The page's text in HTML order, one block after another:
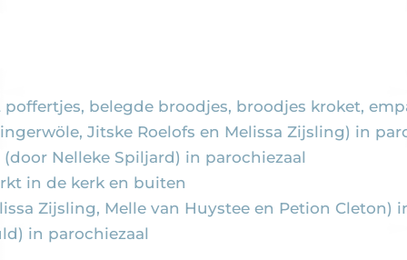
belegde broodjes, broodjes kroket,
Jitske Roelofs en Melissa Zijsling) in
Nelleke Spiljard) in parochiezaal
in de kerk en buiten
Zijsling, Melle van Huystee en Petion Cleton)
in parochiezaal